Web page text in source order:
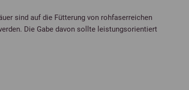
sind auf die Fütterung von rohfaserreichen
Die Gabe davon sollte leistungsorientiert